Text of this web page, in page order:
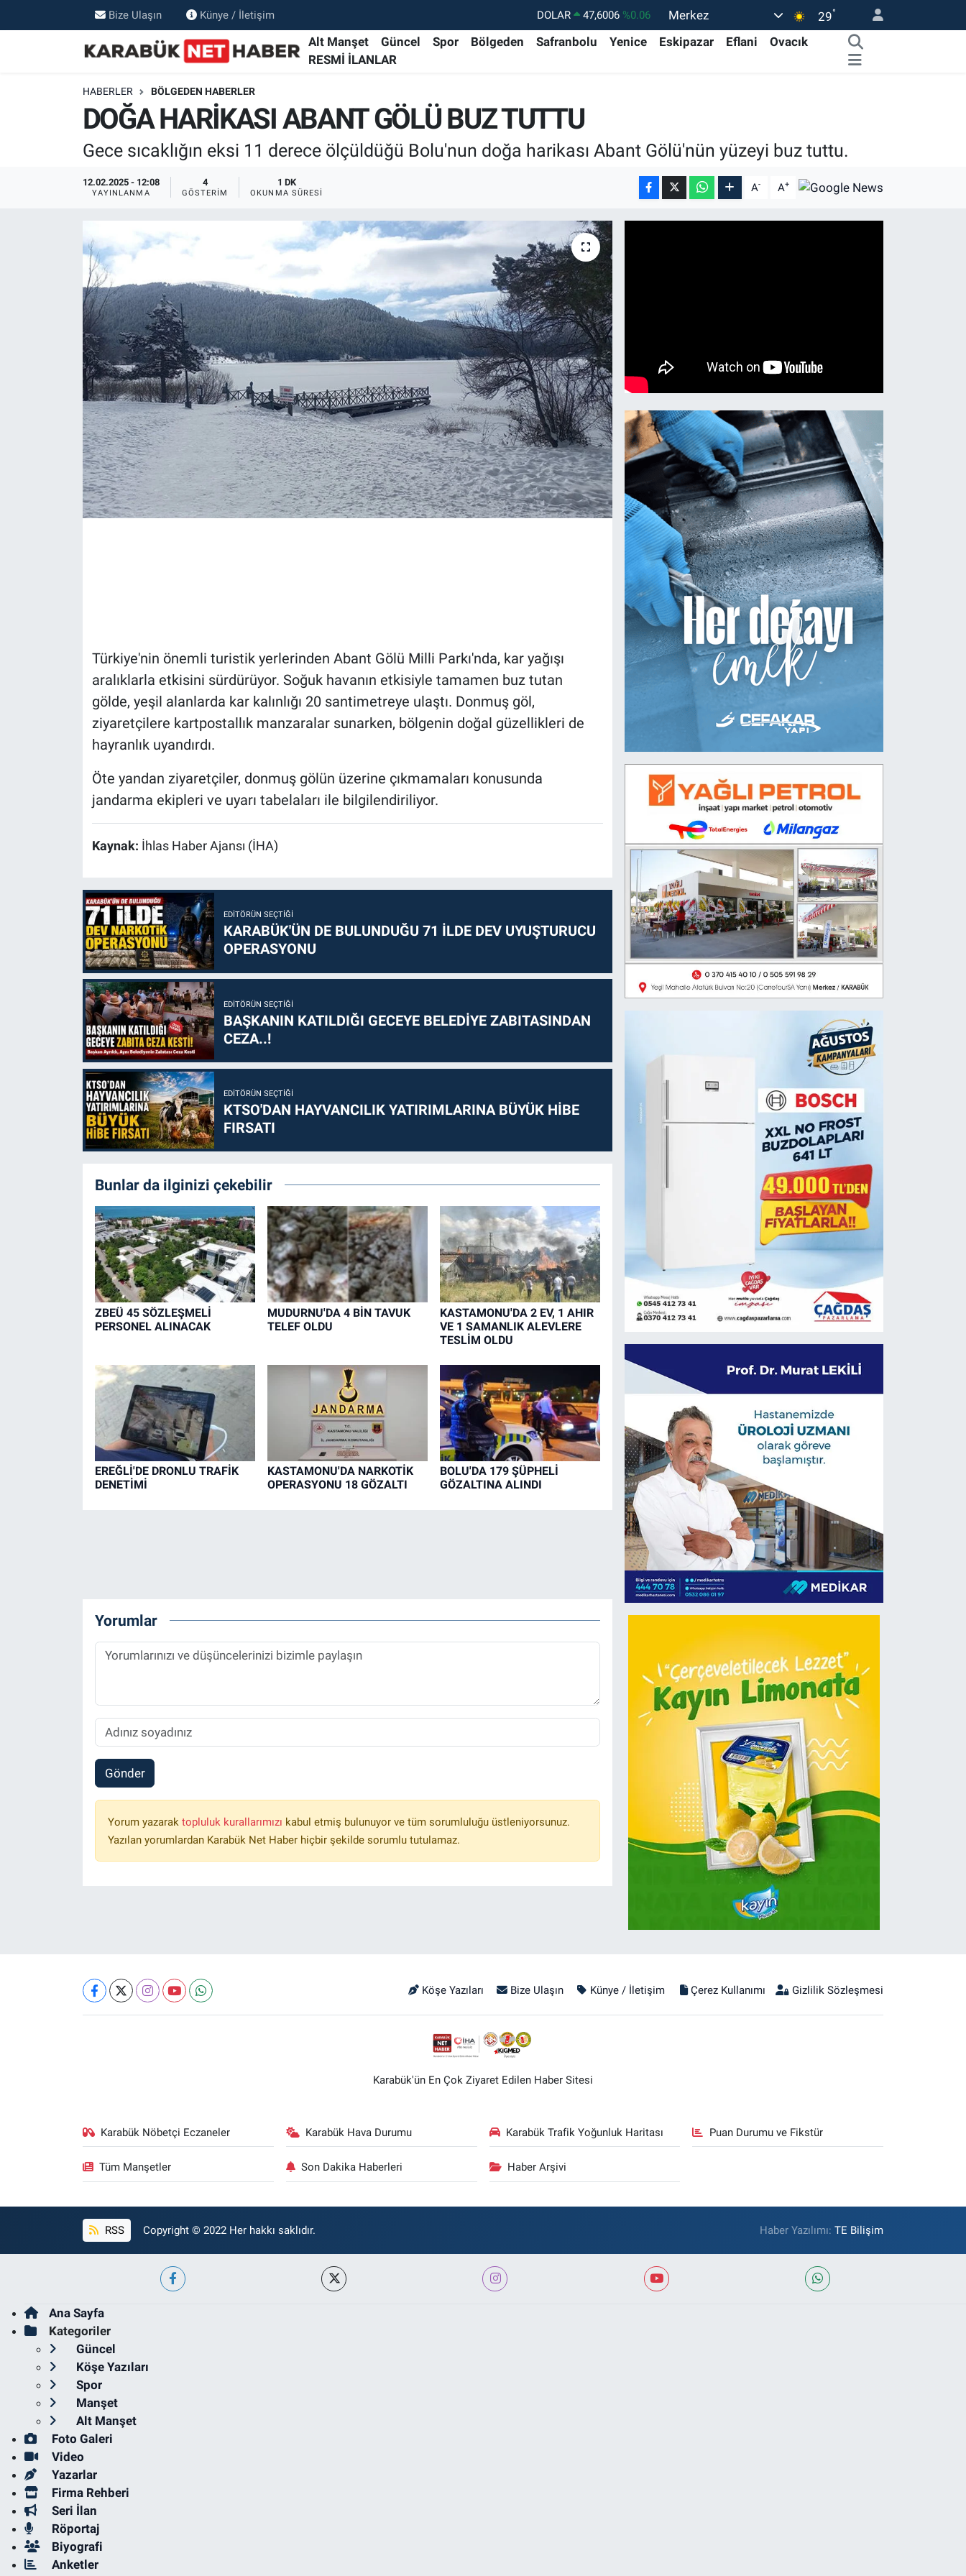
Bize Ulaşın Künye / İletişim DOLAR 47,6006 %0.06
EURO
55,0250 %0.02
BITCOIN
64.643,95 %0.16
Merkez 29°
Alt Manşet Güncel Spor Bölgeden Safranbolu Yenice Eskipazar Eflani
Ovacık
RESMİ İLANLAR
HABERLER BÖLGEDEN HABERLER
DOĞA HARİKASI ABANT GÖLÜ BUZ TUTTU
Gece sıcaklığın eksi 11 derece ölçüldüğü Bolu'nun doğa harikası Abant Gölü'nün yüzeyi buz tuttu.
12.02.2025 - 12:08
YAYINLANMA
4
GÖSTERIM
1 DK
OKUNMA SÜRESI A- A+
Türkiye'nin önemli turistik yerlerinden Abant Gölü Milli Parkı'nda, kar yağışı
aralıklarla etkisini sürdürüyor. Soğuk havanın etkisiyle tamamen buz tutan
gölde, yeşil alanlarda kar kalınlığı 20 santimetreye ulaştı. Donmuş göl,
ziyaretçilere kartpostallık manzaralar sunarken, bölgenin doğal güzellikleri de
hayranlık uyandırdı.
Öte yandan ziyaretçiler, donmuş gölün üzerine çıkmamaları konusunda
jandarma ekipleri ve uyarı tabelaları ile bilgilendiriliyor.
Kaynak: İhlas Haber Ajansı (İHA)
EDITÖRÜN SEÇTIĞI
KARABÜK'ÜN DE BULUNDUĞU 71 İLDE DEV UYUŞTURUCU
OPERASYONU
EDITÖRÜN SEÇTIĞI
BAŞKANIN KATILDIĞI GECEYE BELEDİYE ZABITASINDAN
CEZA..!
EDITÖRÜN SEÇTIĞI
KTSO'DAN HAYVANCILIK YATIRIMLARINA BÜYÜK HİBE
FIRSATI
Bunlar da ilginizi çekebilir
ZBEÜ 45 SÖZLEŞMELİ
PERSONEL ALINACAK
MUDURNU'DA 4 BİN TAVUK
TELEF OLDU
KASTAMONU'DA 2 EV, 1 AHIR
VE 1 SAMANLIK ALEVLERE
TESLİM OLDU
EREĞLİ'DE DRONLU TRAFİK
DENETİMİ
KASTAMONU'DA NARKOTİK
OPERASYONU 18 GÖZALTI
BOLU'DA 179 ŞÜPHELİ
GÖZALTINA ALINDI
Yorumlar
Gönder
Yorum yazarak topluluk kurallarımızı kabul etmiş bulunuyor ve tüm sorumluluğu üstleniyorsunuz.
Yazılan yorumlardan Karabük Net Haber hiçbir şekilde sorumlu tutulamaz.
Köşe Yazıları Bize Ulaşın Künye / İletişim Çerez Kullanımı Gizlilik Sözleşmesi
Karabük'ün En Çok Ziyaret Edilen Haber Sitesi
Karabük Nöbetçi Eczaneler Karabük Hava Durumu Karabük Trafik Yoğunluk Haritası Puan Durumu ve Fikstür
Tüm Manşetler Son Dakika Haberleri Haber Arşivi
RSS Copyright © 2022 Her hakkı saklıdır. Haber Yazılımı:TE Bilişim
Ana Sayfa
Kategoriler
Güncel
Köşe Yazıları
Spor
Manşet
Alt Manşet
Foto Galeri
Video
Yazarlar
Firma Rehberi
Seri İlan
Röportaj
Biyografi
Anketler